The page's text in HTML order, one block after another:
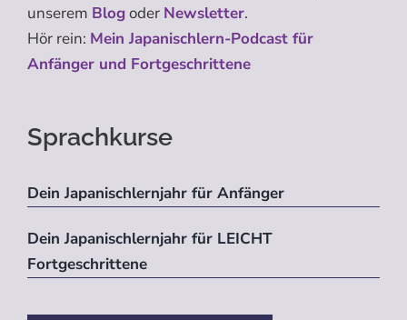
unserem Blogoder Newsletter.
Hör rein: Mein Japanischlern-Podcast für
Anfänger und Fortgeschrittene
Sprachkurse
Dein Japanischlernjahr für Anfänger
Dein Japanischlernjahr für LEICHT
Fortgeschrittene